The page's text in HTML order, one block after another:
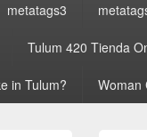
metatags3
Tulum 420 Tienda
in Tulum? Woman